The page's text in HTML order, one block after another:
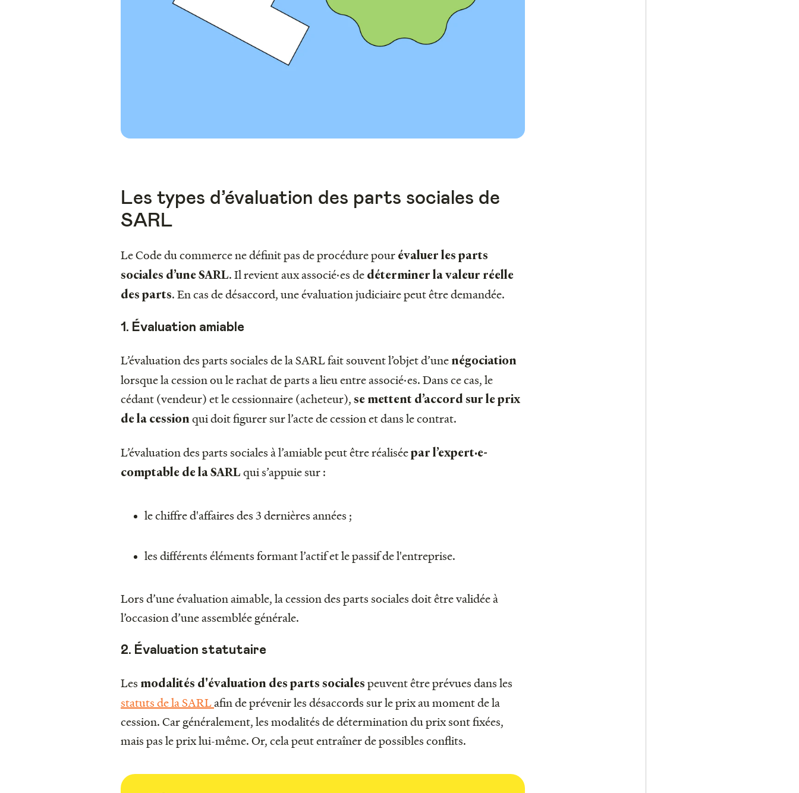
Les types d’évaluation des parts sociales de
SARL
Le Code du commerce ne définit pas de procédure pour évaluer les parts
sociales d’une SARL. Il revient aux associé·es de déterminer la valeur réelle
des parts. En cas de désaccord, une évaluation judiciaire peut être demandée.
1. Évaluation amiable
L’évaluation des parts sociales de la SARL fait souvent l’objet d’une négociation
lorsque la cession ou le rachat de parts a lieu entre associé·es. Dans ce cas, le
cédant (vendeur) et le cessionnaire (acheteur), se mettent d’accord sur le prix
de la cession qui doit figurer sur l’acte de cession et dans le contrat.
L’évaluation des parts sociales à l’amiable peut être réaliséepar l’expert·e-
comptable de la SARL qui s’appuie sur :
le chiffre d'affaires des 3 dernières années ;
les différents éléments formant l’actif et le passif de l'entreprise.
Lors d’une évaluation aimable, la cession des parts sociales doit être validée à
l’occasion d’une assemblée générale.
2. Évaluation statutaire
Les modalités d'évaluation des parts sociales peuvent être prévues dans les
statuts de la SARLafin de prévenir les désaccords sur le prix au moment de la
cession. Car généralement, les modalités de détermination du prix sont fixées,
mais pas le prix lui-même. Or, cela peut entraîner de possibles conflits.